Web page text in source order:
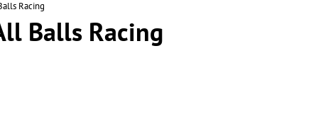
Racing
Balls Racing